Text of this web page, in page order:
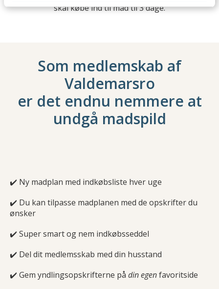
skal købe ind til mad til 3 dage.
Som medlemskab af
Valdemarsro
er det endnu nemmere at
undgå madspild
✔️ Ny madplan med indkøbsliste hver uge
✔️ Du kan tilpasse madplanen med de opskrifter du
ønsker
✔️ Super smart og nem indkøbsseddel
✔️ Del dit medlemsskab med din husstand
✔️ Gem yndlingsopskrifterne på din egenfavoritside